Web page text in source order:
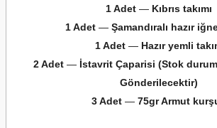
1 Adet — Kıbrıs takımı
1 Adet— Şamandıralı hazır
1 Adet — Hazır yemli
2 Adet—İstavrit Çaparisi (Stok
Gönderilecektir)
3 Adet— 75gr Armut